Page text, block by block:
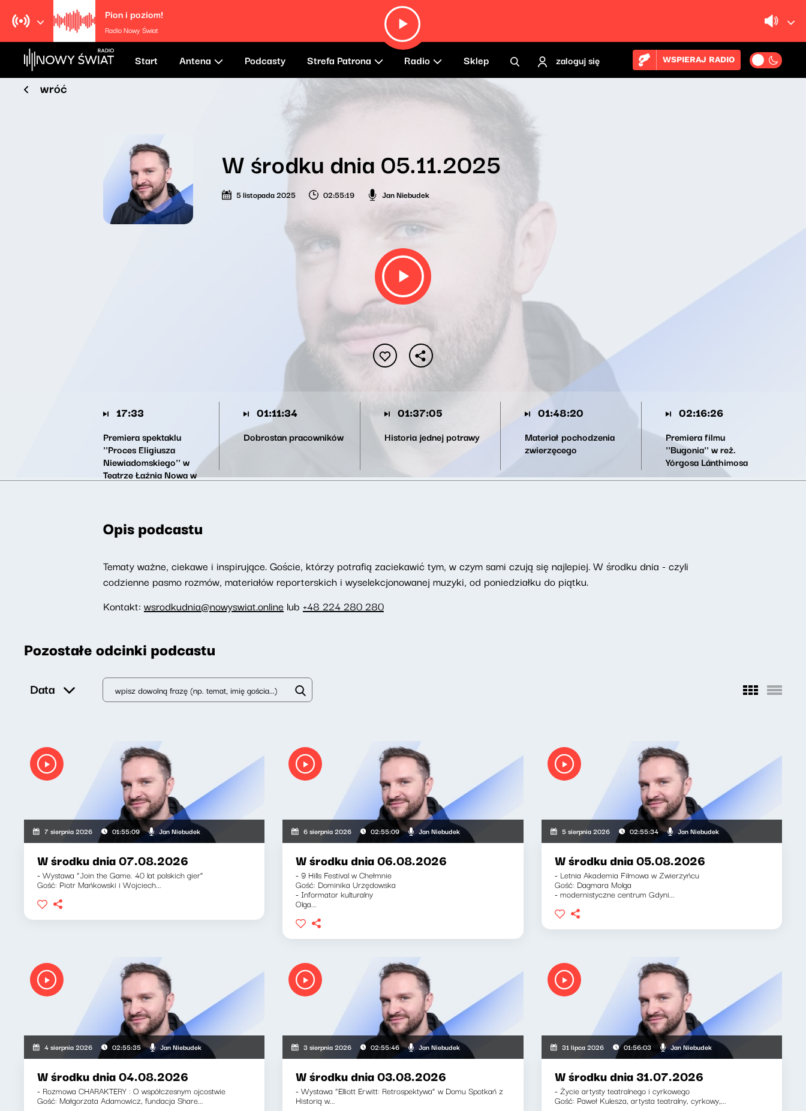
Pion i poziom!
Radio Nowy Świat
Start Antena Podcasty Strefa Patrona Radio Sklep zaloguj się WSPIERAJ RADIO
wróć
W środku dnia 05.11.2025
5 listopada 2025 02:55:19 Jan Niebudek
17:33
Premiera spektaklu
''Proces Eligiusza
Niewiadomskiego'' w
Teatrze Łaźnia Nowa w
01:11:34
Dobrostan pracowników
01:37:05
Historia jednej potrawy
01:48:20
Materiał pochodzenia
zwierzęcego
02:16:26
Premiera filmu
''Bugonia'' w reż.
Yórgosa Lánthimosa
Opis podcastu
Tematy ważne, ciekawe i inspirujące. Goście, którzy potrafią zaciekawić tym, w czym sami czują się najlepiej. W środku dnia - czyli
codzienne pasmo rozmów, materiałów reporterskich i wyselekcjonowanej muzyki, od poniedziałku do piątku.
Kontakt: wsrodkudnia@nowyswiat.online lub +48 224 280 280
Pozostałe odcinki podcastu
Data
7 sierpnia 2026 01:55:09 Jan Niebudek
W środku dnia 07.08.2026
- Wystawa “Join the Game. 40 lat polskich gier”
Gość: Piotr Mańkowski i Wojciech...
6 sierpnia 2026 02:55:09 Jan Niebudek
W środku dnia 06.08.2026
- 9 Hills Festival w Chełmnie
Gość: Dominika Urzędowska
- Informator kulturalny
Olga...
5 sierpnia 2026 02:55:34 Jan Niebudek
W środku dnia 05.08.2026
- Letnia Akademia Filmowa w Zwierzyńcu
Gość: Dagmara Molga
- modernistyczne centrum Gdyni...
4 sierpnia 2026 02:55:35 Jan Niebudek
W środku dnia 04.08.2026
- Rozmowa CHARAKTERY : O współczesnym ojcostwie
Gość: Małgorzata Adamowicz, fundacja Share...
3 sierpnia 2026 02:55:46 Jan Niebudek
W środku dnia 03.08.2026
- Wystawa “Elliott Erwitt: Retrospektywa” w Domu Spotkań z
Historią w...
31 lipca 2026 01:56:03 Jan Niebudek
W środku dnia 31.07.2026
- Życie artysty teatralnego i cyrkowego
Gość: Paweł Kulesza, artysta teatralny, cyrkowy,...